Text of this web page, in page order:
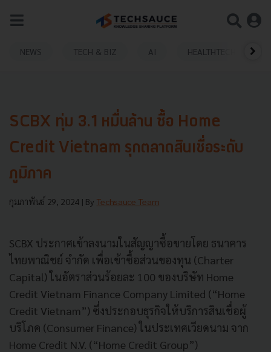
NEWS TECH & BIZ AI HEALTHTECH
SCBX ทุ่ม 3.1 หมื่นล้าน ซื้อ Home
Credit Vietnam รุกตลาดสินเชื่อระดับ
ภูมิภาค
กุมภาพันธ์ 29, 2024 | By Techsauce Team
SCBX ประกาศเข้าลงนามในสัญญาซื้อขายโดย ธนาคาร
ไทยพาณิชย์ จำกัด เพื่อเข้าซื้อส่วนของทุน (Charter
Capital) ในอัตราส่วนร้อยละ 100 ของบริษัท Home
Credit Vietnam Finance Company Limited (“Home
Credit Vietnam”) ซึ่งประกอบธุรกิจให้บริการสินเชื่อผู้
บริโภค (Consumer Finance) ในประเทศเวียดนาม จาก
Home Credit N.V. (“Home Credit Group”)